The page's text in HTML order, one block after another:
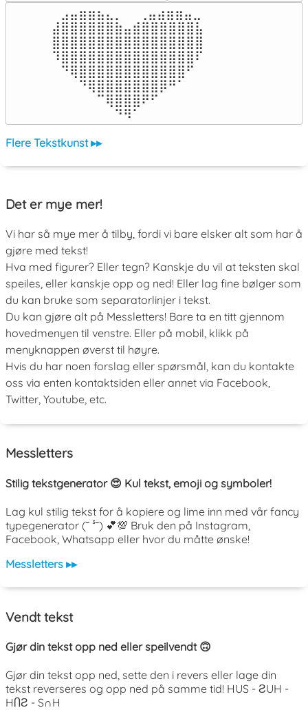
⠀⣠⣤⣶⣶⣦⣄⡀  ⠀⢀⣤⣴⣶⣶⣤⣀⠀
⣼⣿⣿⣿⣿⣿⣿⣷⣤⣾⣿⣿⣿⣿⣿⣿⣧
⣿⣿⣿⣿⣿⣿⣿⣿⣿⣿⣿⣿⣿⣿⣿⣿⣿
⠹⣿⣿⣿⣿⣿⣿⣿⣿⣿⣿⣿⣿⣿⣿⣿⠏
⠀⠙⢿⣿⣿⣿⣿⣿⣿⣿⣿⣿⣿⣿⣿⠋⠀
⠀⠀⠀⠙⢿⣿⣿⣿⣿⣿⣿⣿⡿⠛⠁⠀⠀
⠀⠀⠀⠀⠀⠉⢿⣿⣿⣿⠟⠋⠀⠀⠀⠀⠀
⠀⠀⠀⠀⠀⠀⠀⠙⠻⠁⠀⠀⠀⠀⠀⠀⠀⠀⠀⠀⠀⠀⠀
Flere Tekstkunst ▸▸
Det er mye mer!
Vi har så mye mer å tilby, fordi vi bare elsker alt som har å
gjøre med tekst!
Hva med figurer? Eller tegn? Kanskje du vil at teksten skal
speiles, eller kanskje opp og ned! Eller lag fine bølger som
du kan bruke som separatorlinjer i tekst.
Du kan gjøre alt på Messletters! Bare ta en titt gjennom
hovedmenyen til venstre. Eller på mobil, klikk på
menyknappen øverst til høyre.
Hvis du har noen forslag eller spørsmål, kan du kontakte
oss via enten kontaktsiden eller annet via Facebook,
Twitter, Youtube, etc.
Messletters
Stilig tekstgenerator 😍 Kul tekst, emoji og symboler!
Lag kul stilig tekst for å kopiere og lime inn med vår fancy
typegenerator (˘ ³˘) 💕💯 Bruk den på Instagram,
Facebook, Whatsapp eller hvor du måtte ønske!
Messletters ▸▸
Vendt tekst
Gjør din tekst opp ned eller speilvendt 🙃
Gjør din tekst opp ned, sette den i revers eller lage din
tekst reverseres og opp ned på samme tid! HUS - ƧUH -
HႶƧ - S∩H